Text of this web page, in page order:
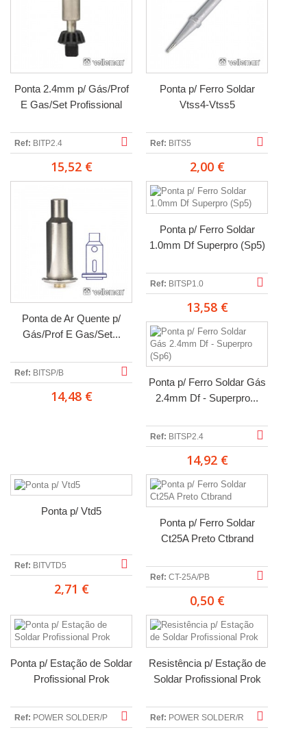
Ponta 2.4mm p/ Gás/Prof
E Gas/Set Profissional
Ref: BITP2.4
15,52 €
Ponta p/ Ferro Soldar
Vtss4-Vtss5
Ref: BITS5
2,00 €
Ponta de Ar Quente p/
Gás/Prof E Gas/Set...
Ref: BITSP/B
14,48 €
Ponta p/ Ferro Soldar
1.0mm Df Superpro (Sp5)
Ref: BITSP1.0
13,58 €
Ponta p/ Ferro Soldar Gás
2.4mm Df - Superpro...
Ref: BITSP2.4
14,92 €
Ponta p/ Vtd5
Ref: BITVTD5
2,71 €
Ponta p/ Ferro Soldar
Ct25A Preto Ctbrand
Ref: CT-25A/PB
0,50 €
Ponta p/ Estação de Soldar
Profissional Prok
Ref: POWER SOLDER/P
Resistência p/ Estação de
Soldar Profissional Prok
Ref: POWER SOLDER/R